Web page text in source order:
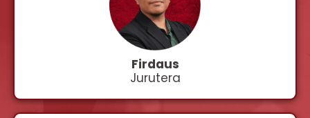
Firdaus
Jurutera